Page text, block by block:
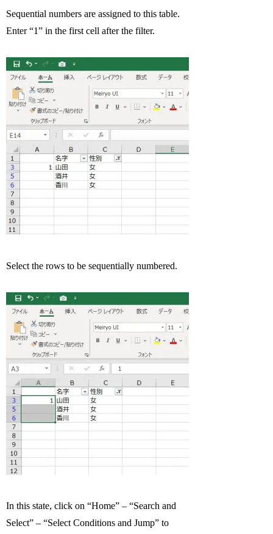
Sequential numbers are assigned to this table.
Enter “1” in the first cell after the filter.
Select the rows to be sequentially numbered.
In this state, click on “Home” – “Search and
Select” – “Select Conditions and Jump” to